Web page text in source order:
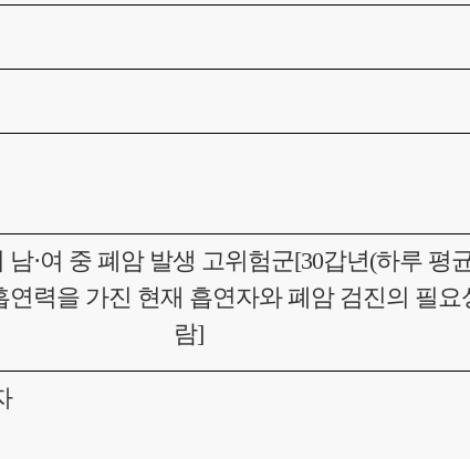
남·여 중 폐암 발생 고위험군[30갑년(하루 평
력을 가진 현재 흡연자와 폐암 검진의 필요
람]